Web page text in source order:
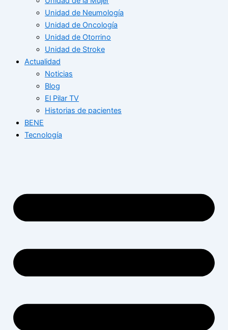
Unidad de Neumología
Unidad de Oncología
Unidad de Otorrino
Unidad de Stroke
Actualidad
Noticias
Blog
El Pilar TV
Historias de pacientes
BENE
Tecnología